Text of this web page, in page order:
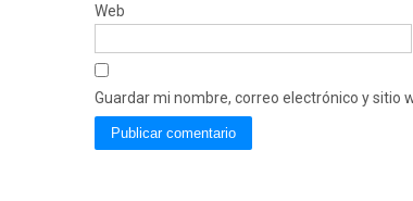
Web
Guardar mi nombre, correo electrónico y sitio